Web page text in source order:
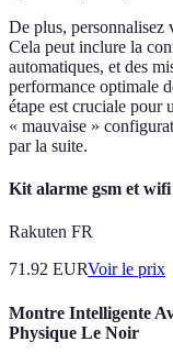
De plus, personnalisez
Cela peut inclure la
automatiques, et des
performance optimale
étape est cruciale pour
« mauvaise »
par la suite.
Kit alarme gsm et
Rakuten FR
71.92 EURVoir le prix
Montre Intelligente
Physique Le Noir